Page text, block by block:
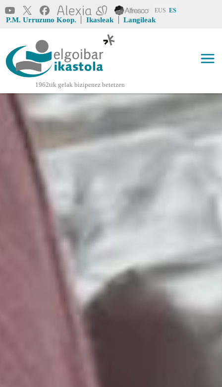
Pasar al contenido principal EUS ES
Erabiltzaile
goiburuMenua
P.M. Urruzuno Koop. Ikasleak Langileak
Elgoibar Ikastola
1962tik gelak bizipenez betetzen